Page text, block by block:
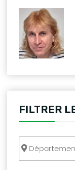
FILTRER